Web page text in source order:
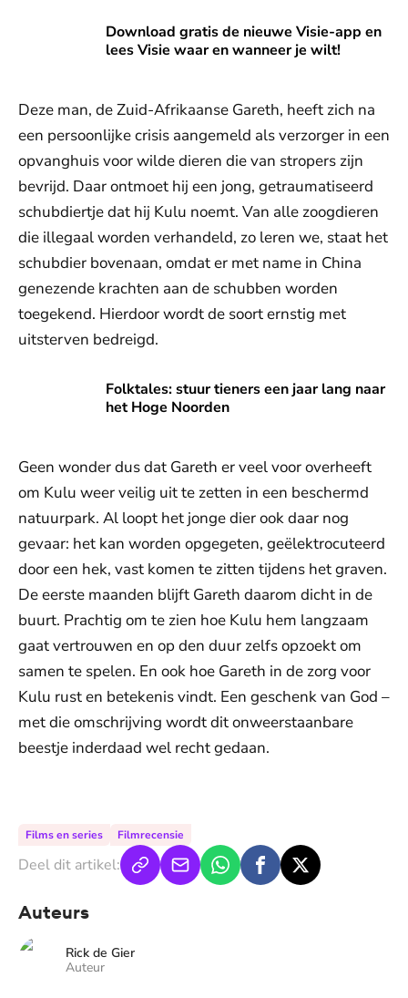
Download gratis de nieuwe Visie-app en
lees Visie waar en wanneer je wilt!
Download gratis de nieuwe Visie-app en lees Visie waar
Deze man, de Zuid-Afrikaanse Gareth, heeft zich na
een persoonlijke crisis aangemeld als verzorger in een
opvanghuis voor wilde dieren die van stropers zijn
bevrijd. Daar ontmoet hij een jong, getraumatiseerd
schubdiertje dat hij Kulu noemt. Van alle zoogdieren
die illegaal worden verhandeld, zo leren we, staat het
schubdier bovenaan, omdat er met name in China
genezende krachten aan de schubben worden
toegekend. Hierdoor wordt de soort ernstig met
uitsterven bedreigd.
Folktales: stuur tieners een jaar lang naar
het Hoge Noorden
Folktales: stuur tieners een jaar lang naar het Hoge
Geen wonder dus dat Gareth er veel voor overheeft
om Kulu weer veilig uit te zetten in een beschermd
natuurpark. Al loopt het jonge dier ook daar nog
gevaar: het kan worden opgegeten, geëlektrocuteerd
door een hek, vast komen te zitten tijdens het graven.
De eerste maanden blijft Gareth daarom dicht in de
buurt. Prachtig om te zien hoe Kulu hem langzaam
gaat vertrouwen en op den duur zelfs opzoekt om
samen te spelen. En ook hoe Gareth in de zorg voor
Kulu rust en betekenis vindt. Een geschenk van God –
met die omschrijving wordt dit onweerstaanbare
beestje inderdaad wel recht gedaan.
De weergave van deze video vereist jouw
Films en series
Filmrecensie
Deel dit artikel:
Auteurs
Rick de Gier
Auteur